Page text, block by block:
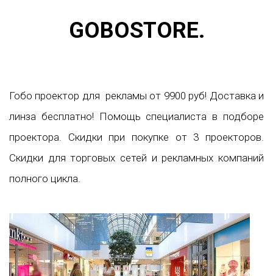
GOBOSTORE.
Гобо проектор для рекламы от 9900 руб! Доставка и
линза бесплатно! Помощь специалиста в подборе
проектора. Скидки при покупке от 3 проекторов.
Скидки для торговых сетей и рекламных компаний
полного цикла.